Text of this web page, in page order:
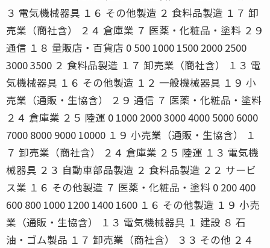
３ 電気機械器具 １６ その他製造 ２ 食料品製造 １７ 卸
売業（商社含） ２４ 倉庫業 ７ 医薬・化粧品・塗料 ２９
通信 １８ 量販店・百貨店 0 500 1000 1500 2000 2500
3000 3500 ２ 食料品製造 １７ 卸売業（商社含） １３ 電
気機械器具 １６ その他製造 １２ 一般機械器具 １９ 小
売業（通販・生協含） ２９ 通信 ７ 医薬・化粧品・塗料
２４ 倉庫業 ２５ 陸運 0 1000 2000 3000 4000 5000 6000
7000 8000 9000 10000 １９ 小売業（通販・生協含） １
７ 卸売業（商社含） ２４ 倉庫業 ２５ 陸運 １３ 電気機
械器具 ２３ 自動車部品製造 ２ 食料品製造 ２２ サービ
ス業 １６ その他製造 ７ 医薬・化粧品・塗料 0 200 400
600 800 1000 1200 1400 1600 １６ その他製造 １９ 小売
業（通販・生協含） １３ 電気機械器具 １ 建設 ８ 石
油・ゴム製品 １７ 卸売業（商社含） ３３ その他 ２４